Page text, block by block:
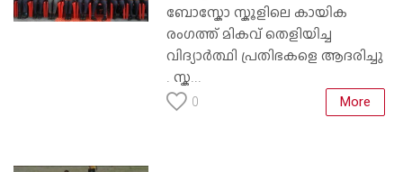
ബോസ്കോ സ്കൂളിലെ കായിക
രംഗത്ത് മികവ് തെളിയിച്ച
വിദ്യാർത്ഥി പ്രതിഭകളെ ആദരിച്ചു
. സ്ക...
0 More